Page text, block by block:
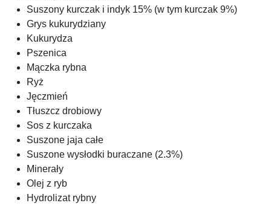
Suszony kurczak i indyk 15% (w tym kurczak 9%)
Grys kukurydziany
Kukurydza
Pszenica
Mączka rybna
Ryż
Jęczmień
Tłuszcz drobiowy
Sos z kurczaka
Suszone jaja całe
Suszone wysłodki buraczane (2.3%)
Minerały
Olej z ryb
Hydrolizat rybny